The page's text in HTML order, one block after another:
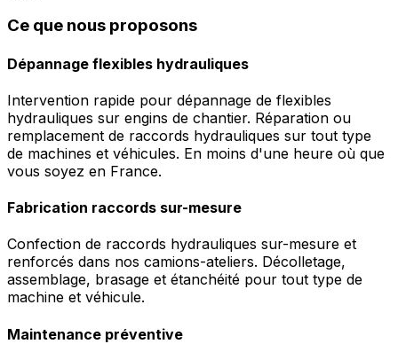
Ce que nous proposons
Dépannage flexibles hydrauliques
Intervention rapide pour dépannage de flexibles
hydrauliques sur engins de chantier. Réparation ou
remplacement de raccords hydrauliques sur tout type
de machines et véhicules. En moins d'une heure où que
vous soyez en France.
Fabrication raccords sur-mesure
Confection de raccords hydrauliques sur-mesure et
renforcés dans nos camions-ateliers. Décolletage,
assemblage, brasage et étanchéité pour tout type de
machine et véhicule.
Maintenance préventive